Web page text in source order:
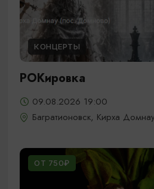
КОНЦЕРТЫ
РОКировка
09.08.2026 19:00
Багратионовск, Кирха
ОТ 750₽